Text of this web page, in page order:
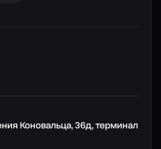
Коновальца, 36д, терминал